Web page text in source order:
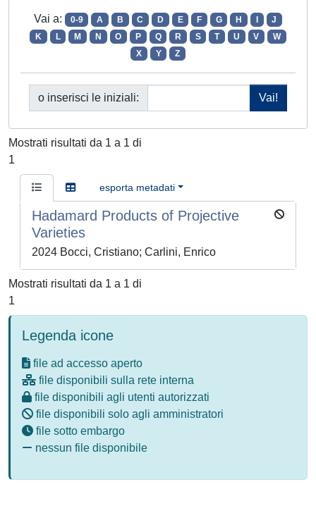
Vai a: 0-9 A B C D E F G H
J
K
L M N O P Q R S T U V
W
X
Y Z
o inserisci le iniziali:
Mostrati risultati da 1 a 1 di
1
esporta metadati
Hadamard Products of Projective
Varieties
2024 Bocci, Cristiano; Carlini, Enrico
Mostrati risultati da 1 a 1 di
1
Legenda icone
file ad accesso aperto
file disponibili sulla rete interna
file disponibili agli utenti autorizzati
file disponibili solo agli amministratori
file sotto embargo
nessun file disponibile